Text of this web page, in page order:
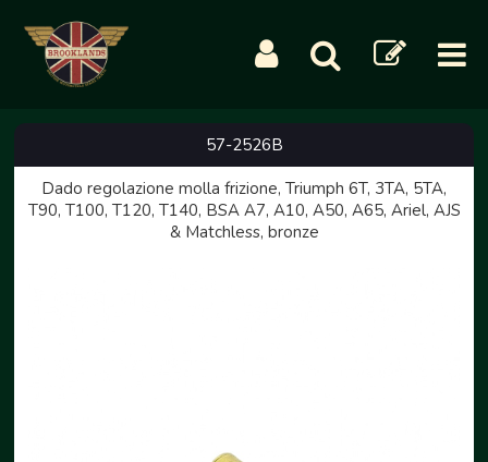
57-2526B
Dado regolazione molla frizione, Triumph 6T, 3TA, 5TA,
T90, T100, T120, T140, BSA A7, A10, A50, A65, Ariel, AJS
& Matchless, bronze